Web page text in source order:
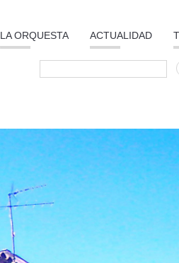
LA ORQUESTA ACTUALIDAD